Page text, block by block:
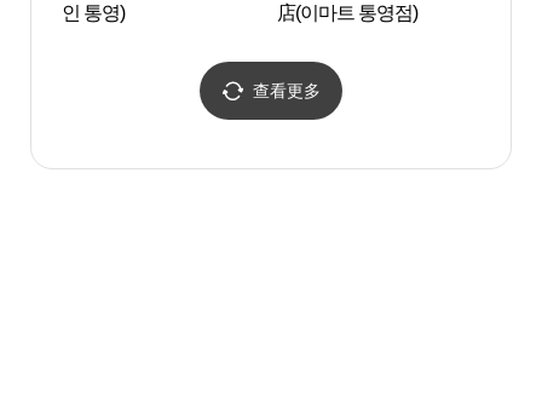
인 통영)
店(이마트 통영점)
查看更多